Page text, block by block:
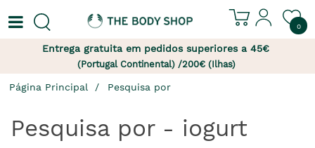
0
Entrega gratuita em pedidos superiores a 45€
(Portugal Continental) /200€ (Ilhas)
Página Principal Pesquisa por
Pesquisa por - iogurt